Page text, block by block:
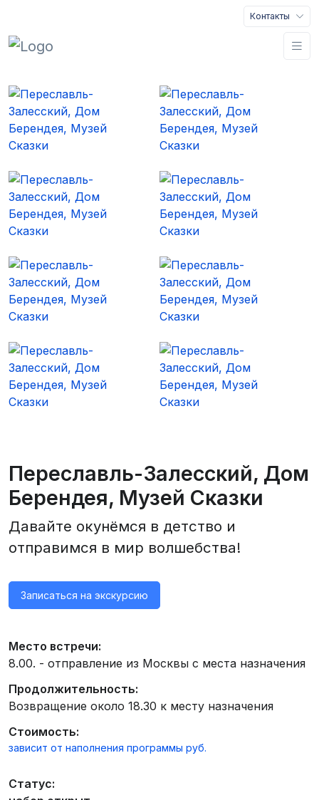
Контакты
Переславль-Залесский, Дом
Берендея, Музей Сказки
Давайте окунёмся в детство и
отправимся в мир волшебства!
Записаться на экскурсию
Место встречи:
8.00. - отправление из Москвы с места назначения
Продолжительность:
Возвращение около 18.30 к месту назначения
Стоимость:
зависит от наполнения программы руб.
Статус: